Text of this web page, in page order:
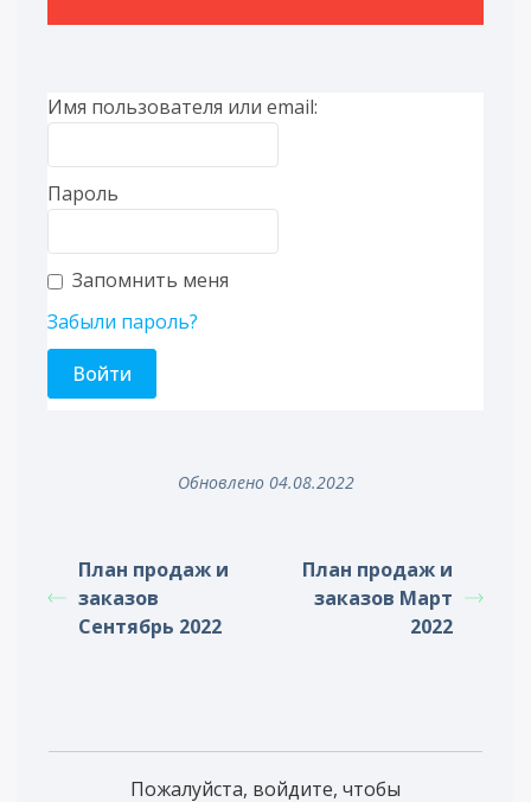
Имя пользователя или email:
Пароль
Запомнить меня
Забыли пароль?
Обновлено 04.08.2022
План продаж и
заказов
Сентябрь 2022
План продаж и
заказов Март
2022
Пожалуйста, войдите, чтобы